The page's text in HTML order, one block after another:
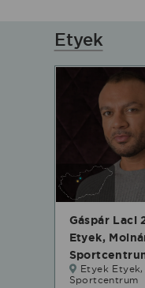
Etyek
Gáspár Laci
Etyek,
Etyek
Sportcentrum